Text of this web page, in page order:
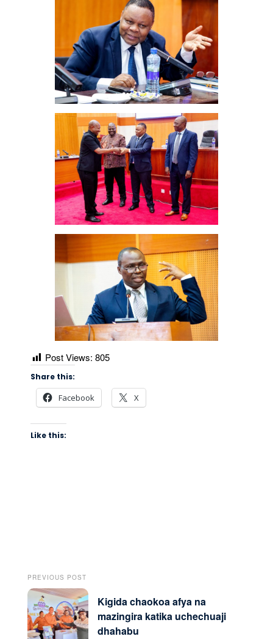
Post Views: 805
Share this:
Facebook X
Like this:
PREVIOUS POST
Kigida chaokoa afya na
mazingira katika uchechuaji
dhahabu